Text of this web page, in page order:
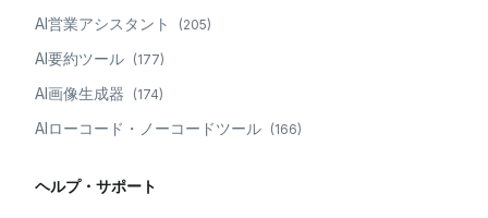
AI営業アシスタント (205)
AI要約ツール (177)
AI画像生成器 (174)
AIローコード・ノーコードツール (166)
ヘルプ・サポート